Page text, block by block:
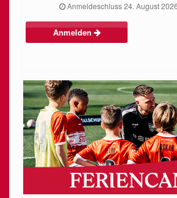
Anmeldeschluss 24. August
Anmelden